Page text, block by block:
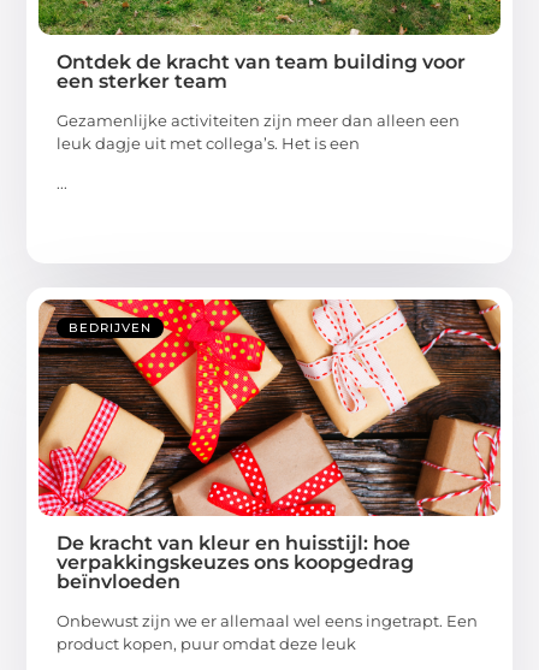
Ontdek de kracht van team building voor
een sterker team
Gezamenlijke activiteiten zijn meer dan alleen een
leuk dagje uit met collega’s. Het is een
...
BEDRIJVEN
De kracht van kleur en huisstijl: hoe
verpakkingskeuzes ons koopgedrag
beïnvloeden
Onbewust zijn we er allemaal wel eens ingetrapt. Een
product kopen, puur omdat deze leuk